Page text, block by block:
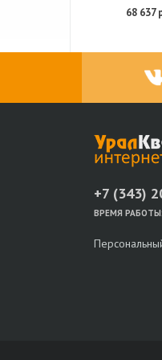
68 637
+7 (343)
ВРЕМЯ РАБОТЫ: